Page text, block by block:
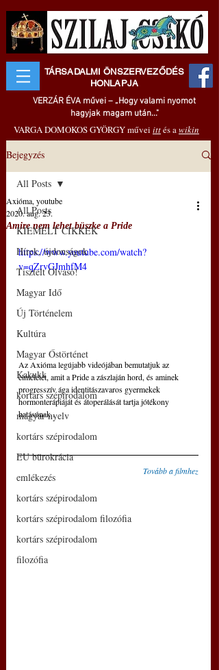
TÁRSADALMI ÖNSZERVEZŐDÉS
HONLAPJA
VERZÁR ÉVA művei – „Hogy valami nyomot
hagyjak magam után..."
VARGA DOMOKOS GYÖRGY művei ittés awikin
Bejegyzés
All Posts
KIEMELT CIKKEK
Hírek, újdonságok
Tisztelt Olvasó!
Magyar Idő
Új Történelem
Kultúra
Magyar Őstörténet
Kakukk
kortárs szépirodalom
magyar nyelv
kortárs szépirodalom
EU bürokrácia
emlékezés
kortárs szépirodalom
kortárs szépirodalom filozófia
kortárs szépirodalom
filozófia
All Posts
Amire nem lehet büszke a Pride
Axióma, youtube
2020. aug. 23.
https://www.youtube.com/watch?
v=qZrvGJmhfM4
Az Axióma legújabb videójában bemutatjuk az
elméletet, amit a Pride a zászlaján hord, és aminek
progresszív ága identitászavaros gyermekek
hormonterápiáját és átoperálását tartja jótékony
hatásúnak..
Tovább a filmhez